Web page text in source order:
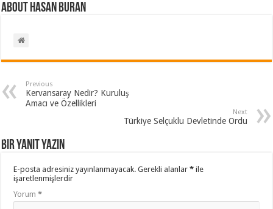
About Hasan BURAN
Previous
Kervansaray Nedir? Kuruluş
Amacı ve Özellikleri
Next
Türkiye Selçuklu Devletinde Ordu
Bir yanıt yazın
E-posta adresiniz yayınlanmayacak. Gerekli alanlar* ile
işaretlenmişlerdir
Yorum*